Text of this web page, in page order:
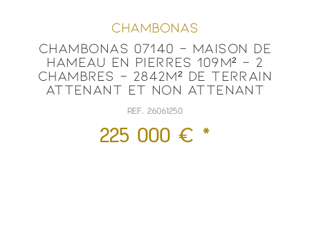
CHAMBONAS
CHAMBONAS 07140 - MAISON DE
HAMEAU EN PIERRES 109M² - 2
CHAMBRES - 2842M² DE TERRAIN
ATTENANT ET NON ATTENANT
REF. 26061250
225 000 € *